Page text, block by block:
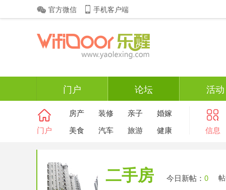
官方微信 手机客户端
门户 论坛 活动
门户
房产 装修 亲子
婚嫁
美食
汽车 旅游 健康 信息
二手房 今日新帖： 0